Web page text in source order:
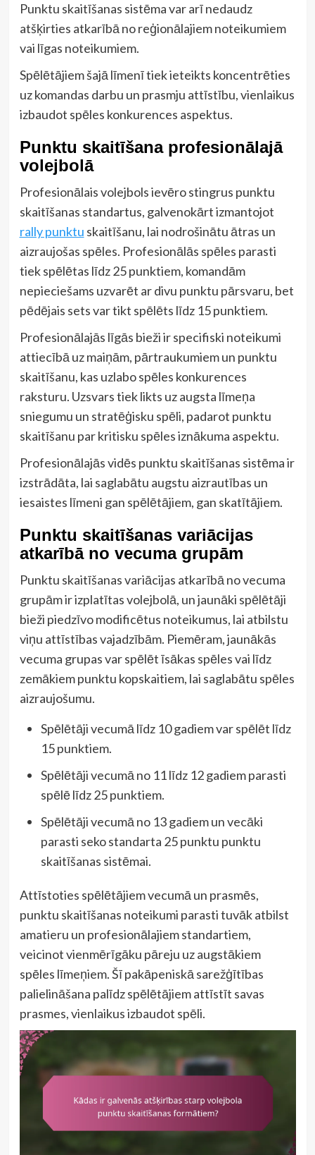
Punktu skaitīšanas sistēma var arī nedaudz
atšķirties atkarībā no reģionālajiem noteikumiem
vai līgas noteikumiem.
Spēlētājiem šajā līmenī tiek ieteikts koncentrēties
uz komandas darbu un prasmju attīstību, vienlaikus
izbaudot spēles konkurences aspektus.
Punktu skaitīšana profesionālajā
volejbolā
Profesionālais volejbols ievēro stingrus punktu
skaitīšanas standartus, galvenokārt izmantojot
rally punktu skaitīšanu, lai nodrošinātu ātras un
aizraujošas spēles. Profesionālās spēles parasti
tiek spēlētas līdz 25 punktiem, komandām
nepieciešams uzvarēt ar divu punktu pārsvaru, bet
pēdējais sets var tikt spēlēts līdz 15 punktiem.
Profesionālajās līgās bieži ir specifiski noteikumi
attiecībā uz maiņām, pārtraukumiem un punktu
skaitīšanu, kas uzlabo spēles konkurences
raksturu. Uzsvars tiek likts uz augsta līmeņa
sniegumu un stratēģisku spēli, padarot punktu
skaitīšanu par kritisku spēles iznākuma aspektu.
Profesionālajās vidēs punktu skaitīšanas sistēma ir
izstrādāta, lai saglabātu augstu aizrautības un
iesaistes līmeni gan spēlētājiem, gan skatītājiem.
Punktu skaitīšanas variācijas
atkarībā no vecuma grupām
Punktu skaitīšanas variācijas atkarībā no vecuma
grupām ir izplatītas volejbolā, un jaunāki spēlētāji
bieži piedzīvo modificētus noteikumus, lai atbilstu
viņu attīstības vajadzībām. Piemēram, jaunākās
vecuma grupas var spēlēt īsākas spēles vai līdz
zemākiem punktu kopskaitiem, lai saglabātu spēles
aizraujošumu.
Spēlētāji vecumā līdz 10 gadiem var spēlēt līdz
15 punktiem.
Spēlētāji vecumā no 11 līdz 12 gadiem parasti
spēlē līdz 25 punktiem.
Spēlētāji vecumā no 13 gadiem un vecāki
parasti seko standarta 25 punktu punktu
skaitīšanas sistēmai.
Attīstoties spēlētājiem vecumā un prasmēs,
punktu skaitīšanas noteikumi parasti tuvāk atbilst
amatieru un profesionālajiem standartiem,
veicinot vienmērīgāku pāreju uz augstākiem
spēles līmeņiem. Šī pakāpeniskā sarežģītības
palielināšana palīdz spēlētājiem attīstīt savas
prasmes, vienlaikus izbaudot spēli.